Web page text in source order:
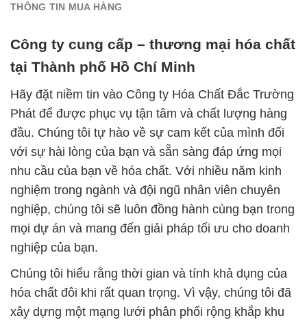
THÔNG TIN MUA HÀNG
Công ty cung cấp – thương mại hóa chất
tại Thành phố Hồ Chí Minh
Hãy đặt niềm tin vào Công ty Hóa Chất Đắc Trường
Phát để được phục vụ tận tâm và chất lượng hàng
đầu. Chúng tôi tự hào về sự cam kết của mình đối
với sự hài lòng của bạn và sẵn sàng đáp ứng mọi
nhu cầu của bạn về hóa chất. Với nhiều năm kinh
nghiệm trong ngành và đội ngũ nhân viên chuyên
nghiệp, chúng tôi sẽ luôn đồng hành cùng bạn trong
mọi dự án và mang đến giải pháp tối ưu cho doanh
nghiệp của bạn.
Chúng tôi hiểu rằng thời gian và tính khả dụng của
hóa chất đôi khi rất quan trọng. Vì vậy, chúng tôi đã
xây dựng một mạng lưới phân phối rộng khắp khu